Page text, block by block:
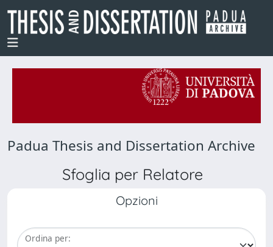
Padua Thesis and Dissertation Archive
Sfoglia per Relatore
Opzioni
Ordina per: